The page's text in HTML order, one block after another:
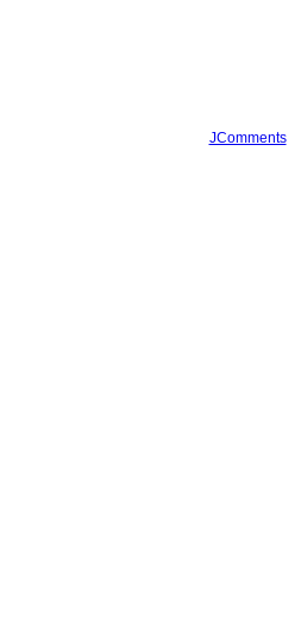
JComments